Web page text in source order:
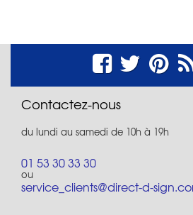
Contactez-nous
du lundi au samedi de 10h à 19h
01 53 30 33 30
ou
service_clients@direct-d-